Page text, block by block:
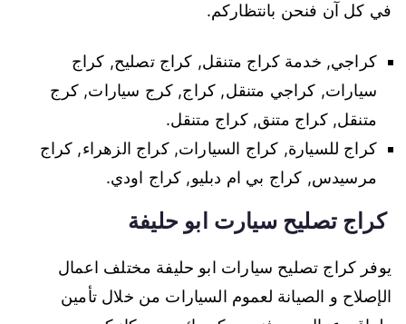
في كل آن فنحن بانتظاركم.
كراجي, خدمة كراج متنقل, كراج تصليح, كراج
سيارات, كراجي متنقل, كراج, كرج سيارات, كرج
متنقل, كراج متنق, كراج متنقل.
كراج للسيارة, كراج السيارات, كراج الزهراء, كراج
مرسيدس, كراج بي ام دبليو, كراج اودي.
كراج تصليح سيارت ابو حليفة
يوفر كراج تصليح سيارات ابو حليفة مختلف اعمال
الإصلاح و الصيانة لعموم السيارات من خلال تأمين